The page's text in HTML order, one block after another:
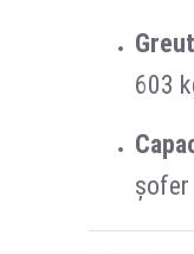
603
șofer